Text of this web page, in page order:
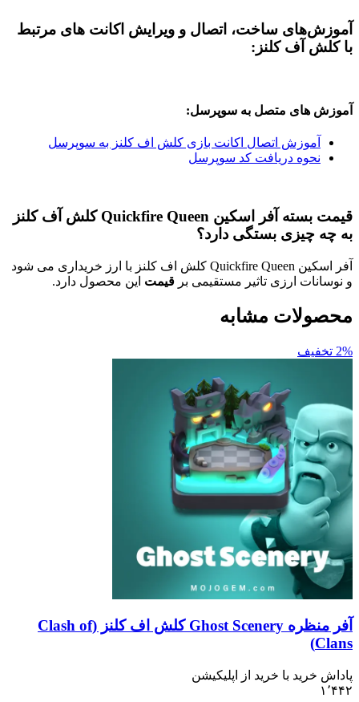
ساخت، اتصال و ویرایش اکانت های مرتبط
کلنز:
متصل به سوپرسل:
اتصال اکانت بازی کلش اف کلنز به سوپرسل
دریافت کد سوپرسل
قیمت بسته آفر اسکین Quickfire Queen کلش آف کلنز
بستگی دارد؟
آفر اسکین Quickfire Queen کلش اف کلنز با ارز خریداری می شود
ارزی تاثیر مستقیمی برقیمتاین محصول دارد.
مشابه
آفر منظره Ghost Scenery کلش اف کلنز (Clash of
با خرید از اپلیکیشن